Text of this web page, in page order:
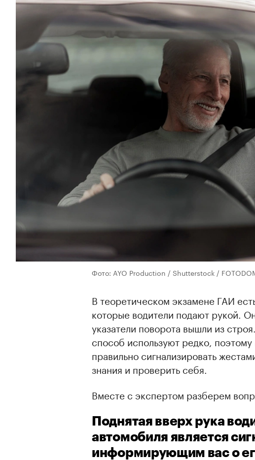
Фото: AYO Production / Shutterstock /
В теоретическом экзамене ГАИ
которые водители подают рукой.
указатели поворота вышли из
способ используют редко,
правильно сигнализировать
знания и проверить себя.
Вместе с экспертом разберем
Поднятая вверх рука
автомобиля является
информирующим вас о